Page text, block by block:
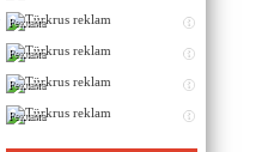
Реклама
Реклама
Реклама
Реклама